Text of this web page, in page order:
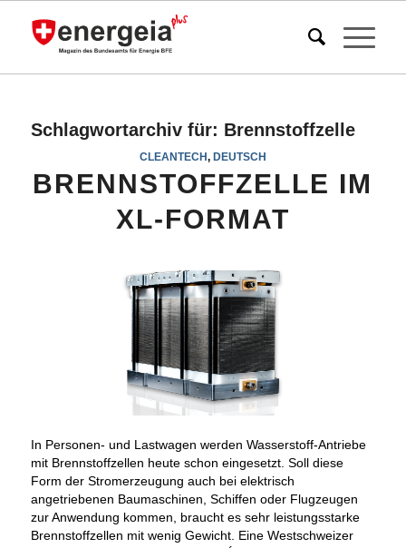
Schlagwortarchiv für: Brennstoffzelle
CLEANTECH, DEUTSCH
BRENNSTOFFZELLE IM
XL-FORMAT
In Personen- und Lastwagen werden Wasserstoff-Antriebe
mit Brennstoffzellen heute schon eingesetzt. Soll diese
Form der Stromerzeugung auch bei elektrisch
angetriebenen Baumaschinen, Schiffen oder Flugzeugen
zur Anwendung kommen, braucht es sehr leistungsstarke
Brennstoffzellen mit wenig Gewicht. Eine Westschweizer